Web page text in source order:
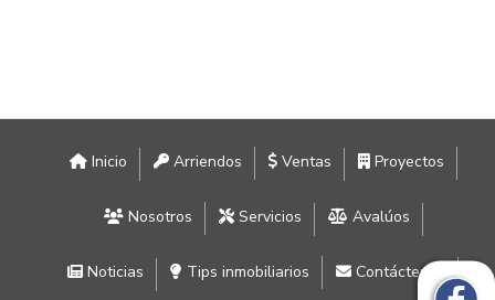
Inicio Arriendos Ventas Proyectos
Nosotros Servicios Avalúos
Noticias Tips inmobiliarios Contáctenos